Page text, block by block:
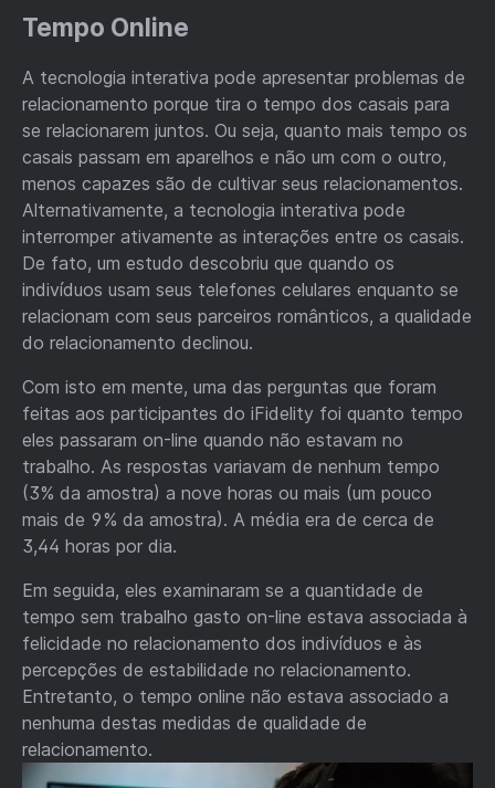
Tempo Online
A tecnologia interativa pode apresentar problemas de
relacionamento porque tira o tempo dos casais para
se relacionarem juntos. Ou seja, quanto mais tempo os
casais passam em aparelhos e não um com o outro,
menos capazes são de cultivar seus relacionamentos.
Alternativamente, a tecnologia interativa pode
interromper ativamente as interações entre os casais.
De fato, um estudo descobriu que quando os
indivíduos usam seus telefones celulares enquanto se
relacionam com seus parceiros românticos, a qualidade
do relacionamento declinou.
Com isto em mente, uma das perguntas que foram
feitas aos participantes do iFidelity foi quanto tempo
eles passaram on-line quando não estavam no
trabalho. As respostas variavam de nenhum tempo
(3% da amostra) a nove horas ou mais (um pouco
mais de 9% da amostra). A média era de cerca de
3,44 horas por dia.
Em seguida, eles examinaram se a quantidade de
tempo sem trabalho gasto on-line estava associada à
felicidade no relacionamento dos indivíduos e às
percepções de estabilidade no relacionamento.
Entretanto, o tempo online não estava associado a
nenhuma destas medidas de qualidade de
relacionamento.